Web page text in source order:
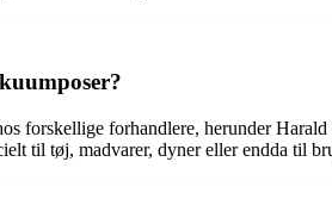
forskellige forhandlere, herunder
til tøj, madvarer, dyner eller endda til